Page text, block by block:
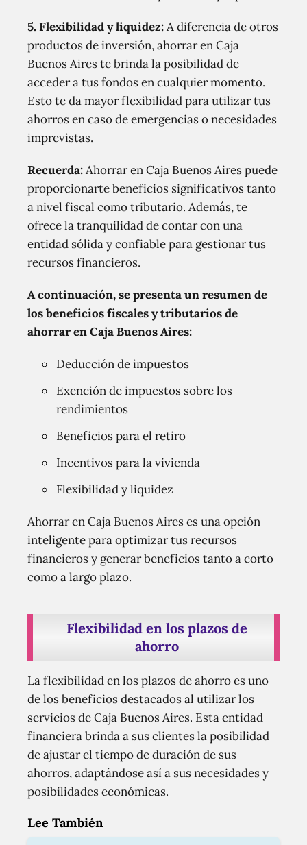
5. Flexibilidad y liquidez:A diferencia de otros
productos de inversión, ahorrar en Caja
Buenos Aires te brinda la posibilidad de
acceder a tus fondos en cualquier momento.
Esto te da mayor flexibilidad para utilizar tus
ahorros en caso de emergencias o necesidades
imprevistas.
Recuerda:Ahorrar en Caja Buenos Aires puede
proporcionarte beneficios significativos tanto
a nivel fiscal como tributario. Además, te
ofrece la tranquilidad de contar con una
entidad sólida y confiable para gestionar tus
recursos financieros.
A continuación, se presenta un resumen de
los beneficios fiscales y tributarios de
ahorrar en Caja Buenos Aires:
Deducción de impuestos
Exención de impuestos sobre los
rendimientos
Beneficios para el retiro
Incentivos para la vivienda
Flexibilidad y liquidez
Ahorrar en Caja Buenos Aires es una opción
inteligente para optimizar tus recursos
financieros y generar beneficios tanto a corto
como a largo plazo.
Flexibilidad en los plazos de
ahorro
La flexibilidad en los plazos de ahorro es uno
de los beneficios destacados al utilizar los
servicios de Caja Buenos Aires. Esta entidad
financiera brinda a sus clientes la posibilidad
de ajustar el tiempo de duración de sus
ahorros, adaptándose así a sus necesidades y
posibilidades económicas.
Lee También